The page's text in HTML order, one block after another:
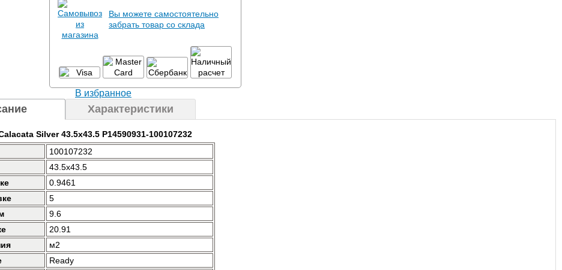
Вы можете самостоятельно
забрать товар со склада
В избранное
Характеристики
Silver 43.5x43.5 P14590931-100107232
100107232
43.5x43.5
0.9461
5
9.6
20.91
м2
Ready